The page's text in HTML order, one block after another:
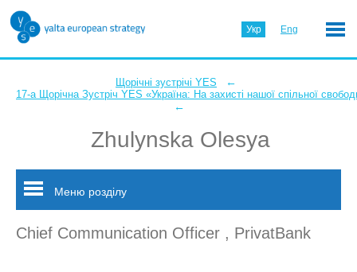
Укр Eng
Щорічні зустрічі YES ←
17-а Щорічна Зустріч YES «Україна: На захисті нашої спільної
←
Zhulynska Olesya
Меню розділу
Chief Communication Officer , PrivatBank